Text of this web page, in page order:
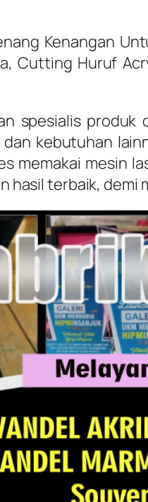
Kenangan
Cutting Huruf
spesialis
kebutuhan
memakai mesin
hasil terbaik, demi